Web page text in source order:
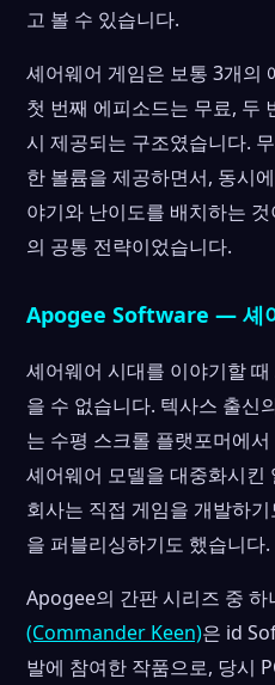
고 볼 수 있습니다.
셰어웨어 게임은 보통 3개의
첫 번째 에피소드는 무료, 두
시 제공되는 구조였습니다.
한 볼륨을 제공하면서, 동시
야기와 난이도를 배치하는
의 공통 전략이었습니다.
Apogee Software — 셰
셰어웨어 시대를 이야기할
을 수 없습니다. 텍사스 출신
는 수평 스크롤 플랫포머에
셰어웨어 모델을 대중화시킨
회사는 직접 게임을 개발하
을 퍼블리싱하기도 했습니다.
Apogee의 간판 시리즈 중 하
(Commander Keen)은 id
발에 참여한 작품으로, 당시